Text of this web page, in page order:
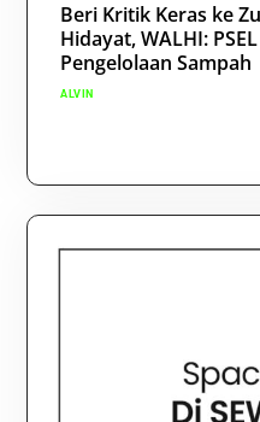
Beri Kritik Keras ke
Hidayat, WALHI:
Pengelolaan Sampah
ALVIN